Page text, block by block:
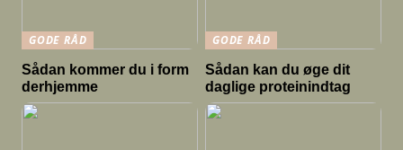
GODE RÅD
Sådan kommer du i form
derhjemme
GODE RÅD
Sådan kan du øge dit
daglige proteinindtag